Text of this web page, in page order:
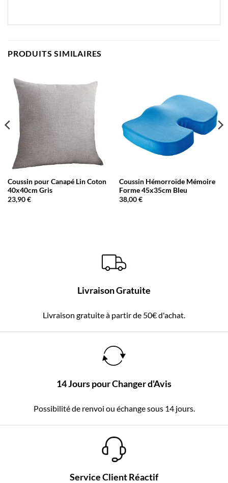
PRODUITS SIMILAIRES
Coussin pour Canapé Lin Coton
40x40cm Gris
23,90€
Coussin Hémorroïde Mémoire
Forme 45x35cm Bleu
38,00€
Livraison Gratuite
Livraison gratuite à partir de 50€ d'achat.
14 Jours pour Changer d'Avis
Possibilité de renvoi ou échange sous 14 jours.
Service Client Réactif